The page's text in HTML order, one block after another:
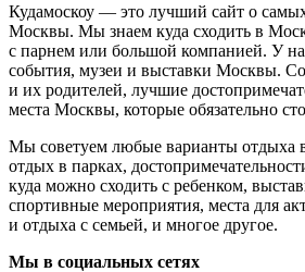
Кудамоскоу — это лучший сайт о
Москвы. Мы знаем куда сходить в
с парнем или большой компанией. У
события, музеи и выставки Москвы.
и их родителей, лучшие
места Москвы, которые обязательно
Мы советуем любые варианты отдыха
отдых в парках,
куда можно сходить с ребенком,
спортивные мероприятия, места для
и отдыха с семьей, и многое другое.
Мы в социальных сетях